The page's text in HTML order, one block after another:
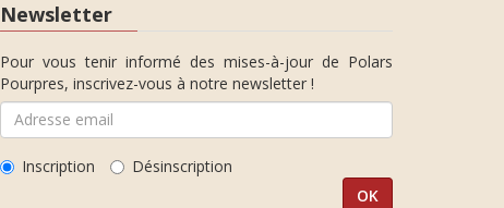
Newsletter
Pour vous tenir informé des mises-à-jour de Polars
Pourpres, inscrivez-vous à notre newsletter !
Inscription Désinscription